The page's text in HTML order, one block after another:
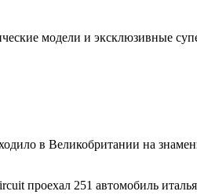
модели и эксклюзивные
в Великобритании на
проехал 251 автомобиль